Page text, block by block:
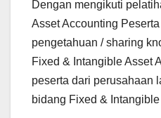
Dengan mengikuti
Asset Accounting
pengetahuan / sharing
Fixed & Intangible Asset
peserta dari perusahaan
bidang Fixed &